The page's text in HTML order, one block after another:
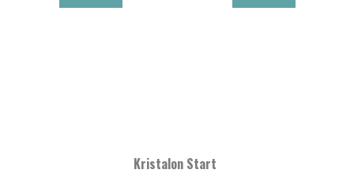
Kristalon Start